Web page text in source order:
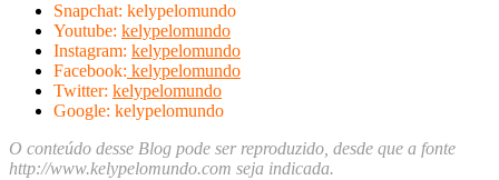
Snapchat: kelypelomundo
Youtube: kelypelomundo
Instagram: kelypelomundo
Facebook: kelypelomundo
Twitter: kelypelomundo
Google: kelypelomundo
O conteúdo desse Blog pode ser reproduzido, desde que a fonte
http://www.kelypelomundo.com seja indicada.